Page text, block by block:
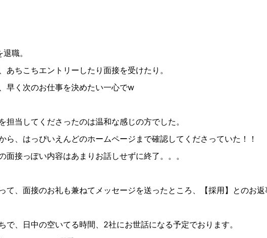
職。
あちこちエントリーしたり面接を受けたり。
早く次のお仕事を決めたい一心でw
担当してくださったのは温和な感じの方でした。
ら、はっぴいえんどのホームページまで確認してくださっていた！！
面接っぽい内容はあまりお話しせずに終了。。。
て、面接のお礼も兼ねてメッセージを送ったところ、【採用】とのお
で、日中の空いてる時間、2社にお世話になる予定でおります。